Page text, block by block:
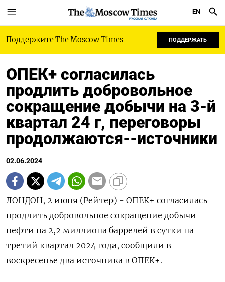
РУССКАЯ СЛУЖБА
EN
Поддержите The Moscow Times ПОДДЕРЖАТЬ
ОПЕК+ согласилась
продлить добровольное
сокращение добычи на 3-й
квартал 24 г, переговоры
продолжаются--источники
02.06.2024
ЛОНДОН, 2 июня (Рейтер) - ОПЕК+ согласилась
продлить добровольное сокращение добычи
нефти на 2,2 миллиона баррелей в сутки на
третий квартал 2024 года, сообщили в
воскресенье два источника в ОПЕК+.